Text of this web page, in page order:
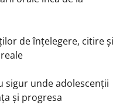
de înțelegere, citire și
sigur unde adolescenții
și progresa